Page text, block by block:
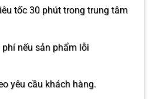
tốc 30 phút trong trung tâm
nếu sản phẩm lỗi
yêu cầu khách hàng.